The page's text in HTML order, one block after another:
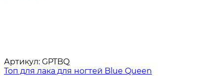
Артикул: GPTBQ
Топ для лака для ногтей Blue Queen